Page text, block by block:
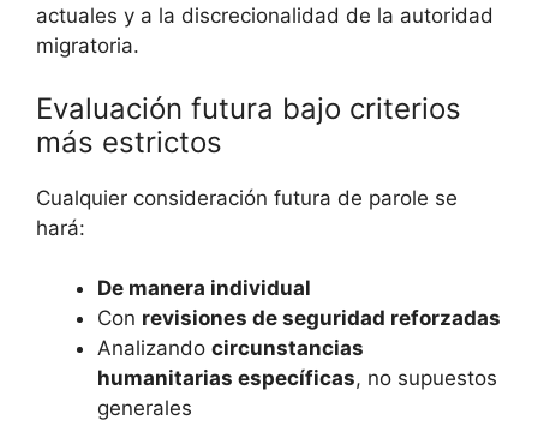
actuales y a la discrecionalidad de la autoridad
migratoria.
Evaluación futura bajo criterios
más estrictos
Cualquier consideración futura de parole se
hará:
De manera individual
Con revisiones de seguridad reforzadas
Analizando circunstancias
humanitarias específicas, no supuestos
generales